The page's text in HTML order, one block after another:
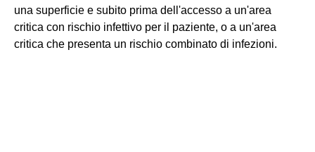
una superficie e subito prima dell'accesso a un'area
critica con rischio infettivo per il paziente, o a un'area
critica che presenta un rischio combinato di infezioni.